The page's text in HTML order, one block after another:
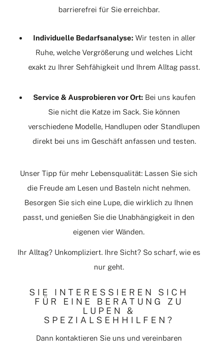
barrierefrei für Sie erreichbar.
Individuelle Bedarfsanalyse:Wir testen in aller
Ruhe, welche Vergrößerung und welches Licht
exakt zu Ihrer Sehfähigkeit und Ihrem Alltag passt.
Service & Ausprobieren vor Ort:Bei uns kaufen
Sie nicht die Katze im Sack. Sie können
verschiedene Modelle, Handlupen oder Standlupen
direkt bei uns im Geschäft anfassen und testen.
Unser Tipp für mehr Lebensqualität: Lassen Sie sich
die Freude am Lesen und Basteln nicht nehmen.
Besorgen Sie sich eine Lupe, die wirklich zu Ihnen
passt, und genießen Sie die Unabhängigkeit in den
eigenen vier Wänden.
Ihr Alltag? Unkompliziert. Ihre Sicht? So scharf, wie es
nur geht.
SIE INTERESSIEREN SICH
FÜR EINE BERATUNG ZU
LUPEN &
SPEZIALSEHHILFEN?
Dann kontaktieren Sie uns und vereinbaren